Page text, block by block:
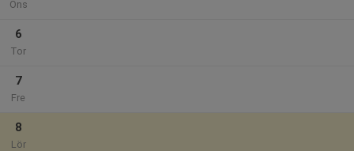
Ons
6
Tor
7
Fre
8
Lör